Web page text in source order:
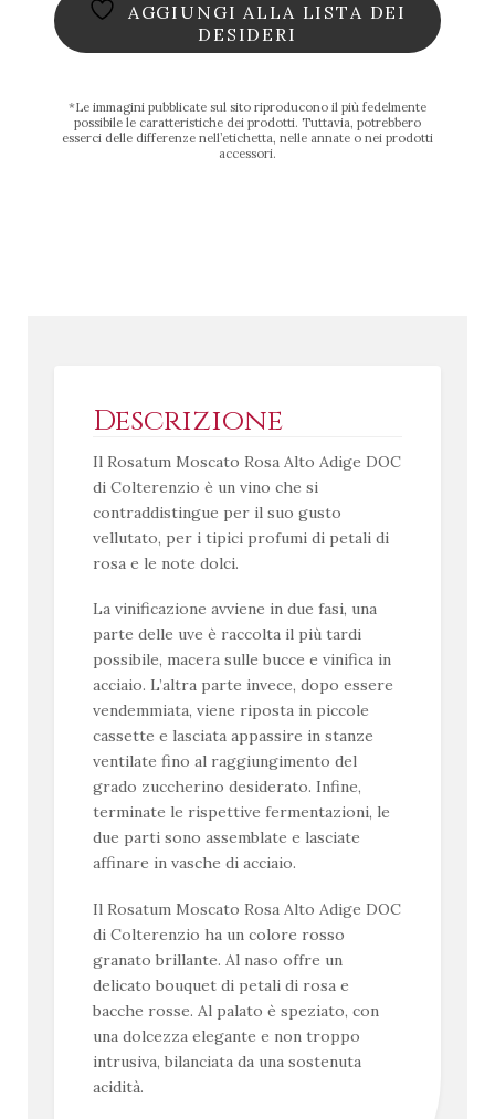
AGGIUNGI ALLA LISTA DEI
DESIDERI
*Le immagini pubblicate sul sito riproducono il più fedelmente
possibile le caratteristiche dei prodotti. Tuttavia, potrebbero
esserci delle differenze nell’etichetta, nelle annate o nei prodotti
accessori.
Descrizione
Il Rosatum Moscato Rosa Alto Adige DOC
di Colterenzio è un vino che si
contraddistingue per il suo gusto
vellutato, per i tipici profumi di petali di
rosa e le note dolci.
La vinificazione avviene in due fasi, una
parte delle uve è raccolta il più tardi
possibile, macera sulle bucce e vinifica in
acciaio. L’altra parte invece, dopo essere
vendemmiata, viene riposta in piccole
cassette e lasciata appassire in stanze
ventilate fino al raggiungimento del
grado zuccherino desiderato. Infine,
terminate le rispettive fermentazioni, le
due parti sono assemblate e lasciate
affinare in vasche di acciaio.
Il Rosatum Moscato Rosa Alto Adige DOC
di Colterenzio ha un colore rosso
granato brillante. Al naso offre un
delicato bouquet di petali di rosa e
bacche rosse. Al palato è speziato, con
una dolcezza elegante e non troppo
intrusiva, bilanciata da una sostenuta
acidità.